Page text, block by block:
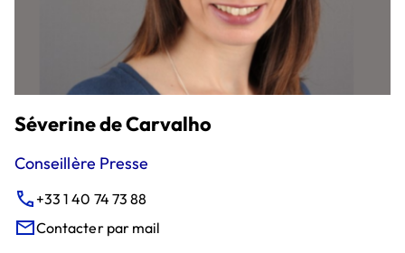
Séverine de Carvalho
Conseillère Presse
+33 1 40 74 73 88
Contacter par mail